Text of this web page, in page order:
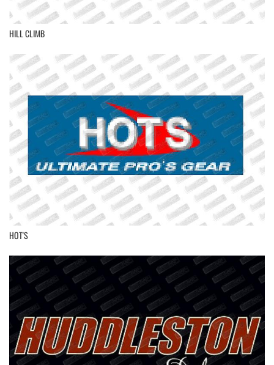
HILL CLIMB
HOT'S